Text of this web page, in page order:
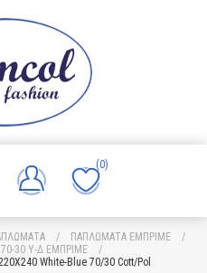
(0)
/ ΠΑΠΛΩΜΑΤΑ ΕΜΠΡΙΜΕ
/
30 Υ-Δ ΕΜΠΡΙΜΕ
/
White-Blue 70/30 Cott/Pol